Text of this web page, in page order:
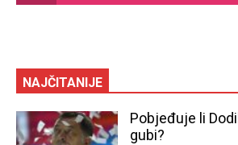
NAJČITANIJE
Pobjeđuje li
gubi?